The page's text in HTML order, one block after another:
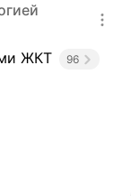
ЖКТ
96